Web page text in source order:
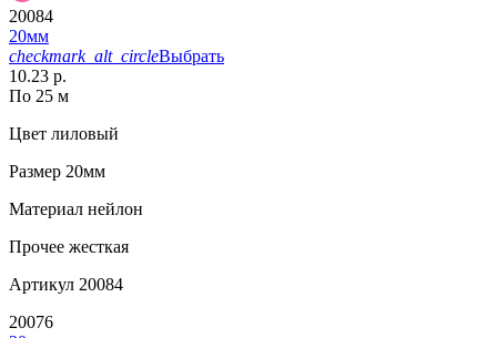
20084
20мм
checkmark_alt_circleВыбрать
10.23 р.
По 25 м
Цвет лиловый
Размер 20мм
Материал нейлон
Прочее жесткая
Артикул 20084
20076